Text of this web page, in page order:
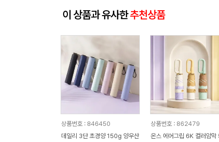
이 상품과 유사한추천상품
상품번호 : 846450
데일리 3단 초경양 150g 양우산
상품번호 : 862479
온스 에어그립 6K 컬러암막